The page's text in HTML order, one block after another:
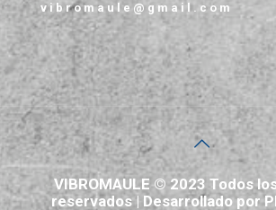
vibromaule@gmail.com
VIBROMAULE © 2023 Todos
reservados | Desarrollado por